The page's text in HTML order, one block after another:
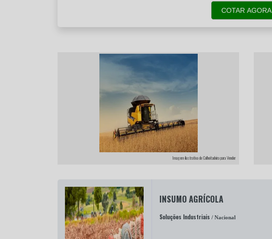
COTAR AGORA
Imagem ilustrativa de Colheitadeira para Vender
INSUMO AGRÍCOLA
Soluções Industriais / Nacional